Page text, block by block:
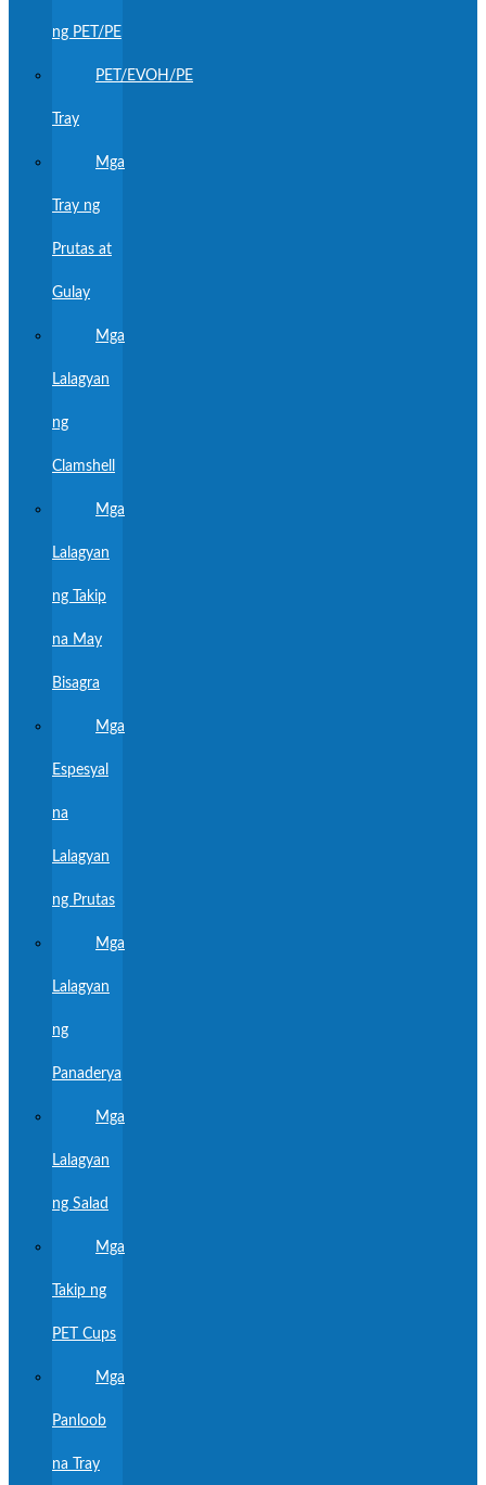
ng PET/PE
PET/EVOH/PE
Tray
Mga
Tray ng
Prutas at
Gulay
Mga
Lalagyan
ng
Clamshell
Mga
Lalagyan
ng Takip
na May
Bisagra
Mga
Espesyal
na
Lalagyan
ng Prutas
Mga
Lalagyan
ng
Panaderya
Mga
Lalagyan
ng Salad
Mga
Takip ng
PET Cups
Mga
Panloob
na Tray